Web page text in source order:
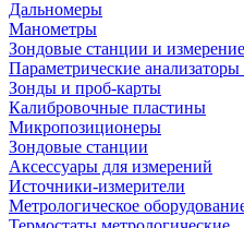
Дальномеры
Манометры
Зондовые станции и
Параметрические
Зонды и проб-карты
Калибровочные пластины
Микропозиционеры
Зондовые станции
Аксессуары для измерений
Источники-измерители
Метрологическое